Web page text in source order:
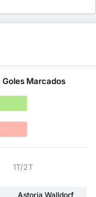
Goles Marcados
1T/2T
Astoria Walldorf